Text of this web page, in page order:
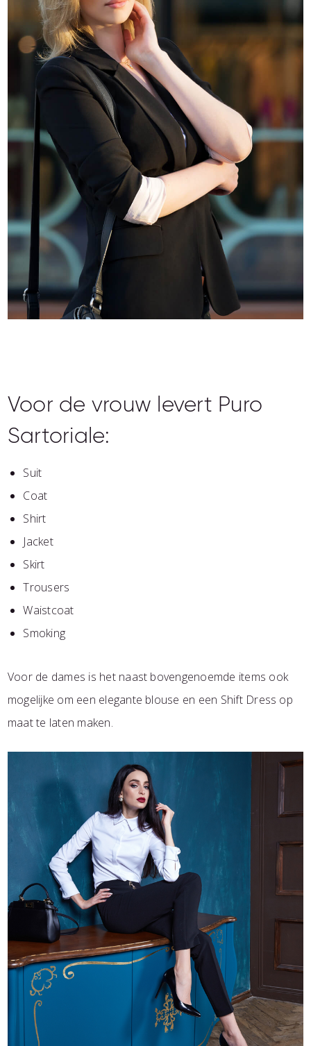
Voor de vrouw levert Puro
Sartoriale:
Suit
Coat
Shirt
Jacket
Skirt
Trousers
Waistcoat
Smoking
Voor de dames is het naast bovengenoemde items ook
mogelijke om een elegante blouse en een Shift Dress op
maat te laten maken.